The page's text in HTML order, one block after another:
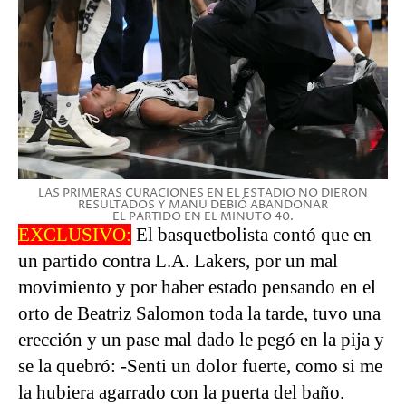
LAS PRIMERAS CURACIONES EN EL ESTADIO NO DIERON
RESULTADOS Y MANU DEBIÓ ABANDONAR
EL PARTIDO EN EL MINUTO 40.
EXCLUSIVO: El basquetbolista contó que en
un partido contra L.A. Lakers, por un mal
movimiento y por haber estado pensando en el
orto de Beatriz Salomon toda la tarde, tuvo una
erección y un pase mal dado le pegó en la pija y
se la quebró: -Senti un dolor fuerte, como si me
la hubiera agarrado con la puerta del baño.